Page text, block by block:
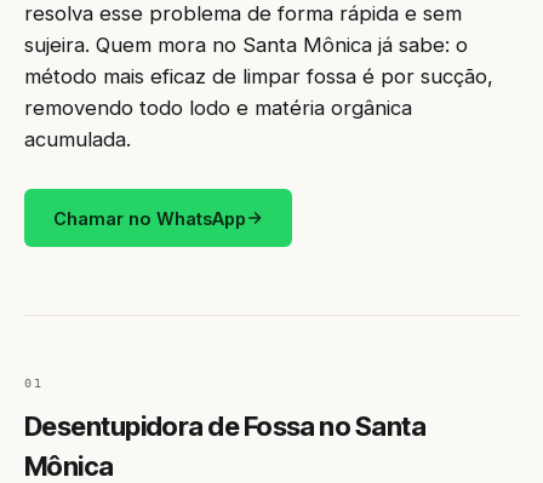
resolva esse problema de forma rápida e sem
sujeira. Quem mora no Santa Mônica já sabe: o
método mais eficaz de limpar fossa é por sucção,
removendo todo lodo e matéria orgânica
acumulada.
Chamar no WhatsApp
01
Desentupidora de Fossa no Santa
Mônica